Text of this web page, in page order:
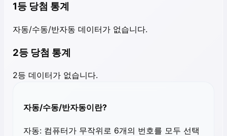
1등 당첨 통계
자동/수동/반자동 데이터가 없습니다.
2등 당첨 통계
2등 데이터가 없습니다.
자동/수동/반자동이란?
자동: 컴퓨터가 무작위로 6개의 번호를 모두 선택